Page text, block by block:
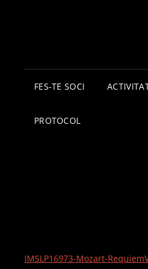
FES-TE SOCI
PROTOCOL
IMSLP16973-Mozart-